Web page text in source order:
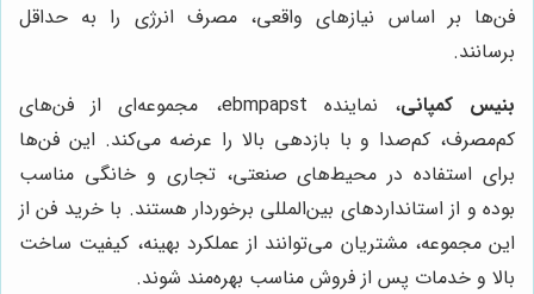
فن‌ها بر اساس نیازهای واقعی، مصرف انرژی را به حداقل
برسانند.
بنیس کمپانی
، نماینده ebmpapst، مجموعه‌ای از فن‌های
کم‌مصرف، کم‌صدا و با بازدهی بالا را عرضه می‌کند. این فن‌ها
برای استفاده در محیط‌های صنعتی، تجاری و خانگی مناسب
بوده و از استانداردهای بین‌المللی برخوردار هستند. با خرید فن از
این مجموعه، مشتریان می‌توانند از عملکرد بهینه، کیفیت ساخت
بالا و خدمات پس از فروش مناسب بهره‌مند شوند.